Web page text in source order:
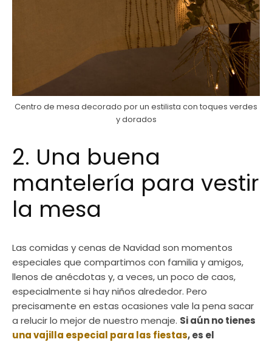
Centro de mesa decorado por un estilista con toques verdes
y dorados
2. Una buena
mantelería para vestir
la mesa
Las comidas y cenas de Navidad son momentos
especiales que compartimos con familia y amigos,
llenos de anécdotas y, a veces, un poco de caos,
especialmente si hay niños alrededor. Pero
precisamente en estas ocasiones vale la pena sacar
a relucir lo mejor de nuestro menaje. Si aún no tienes
una vajilla especial para las fiestas, es el